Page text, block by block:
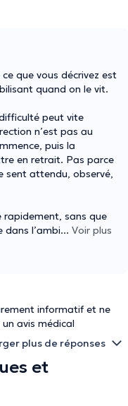
que vous décrivez est
quand on le vit.
peut vite
n’est pas au
puis la
en retrait. Pas parce
sent attendu, observé,
rapidement, sans que
dans l’ambi... Voir plus
informatif et ne
avis médical
plus de réponses
et